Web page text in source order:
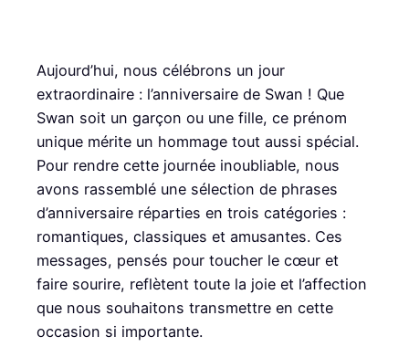
Aujourd’hui, nous célébrons un jour
extraordinaire : l’anniversaire de Swan ! Que
Swan soit un garçon ou une fille, ce prénom
unique mérite un hommage tout aussi spécial.
Pour rendre cette journée inoubliable, nous
avons rassemblé une sélection de phrases
d’anniversaire réparties en trois catégories :
romantiques, classiques et amusantes. Ces
messages, pensés pour toucher le cœur et
faire sourire, reflètent toute la joie et l’affection
que nous souhaitons transmettre en cette
occasion si importante.